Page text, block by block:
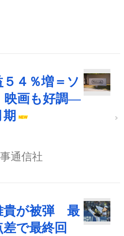
４％増＝ソ
映画も好調―
通信社
貴が被弾 最
で最終回